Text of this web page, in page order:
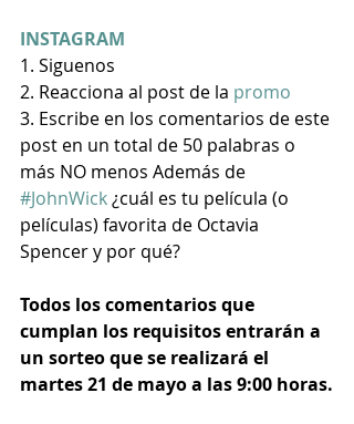
INSTAGRAM
1. Siguenos
2. Reacciona al post de la promo
3. Escribe en los comentarios de este
post en un total de 50 palabras o
más NO menos Además de
#JohnWick ¿cuál es tu película (o
películas) favorita de Octavia
Spencer y por qué?
Todos los comentarios que
cumplan los requisitos entrarán a
un sorteo que se realizará el
martes 21 de mayo a las 9:00 horas.